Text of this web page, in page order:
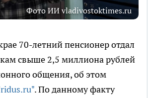
Фото ИИ vladivostoktimes.ru
70-летний пенсионер отдал
свыше 2,5 миллиона рублей
общения, об этом
. По данному факту